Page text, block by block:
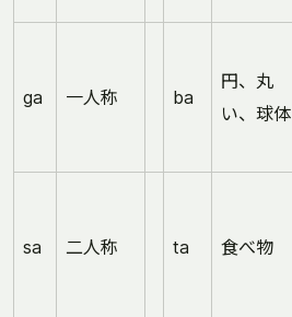
ga 一人称 ba
円、丸
い、球体
sa 二人称 ta 食べ物